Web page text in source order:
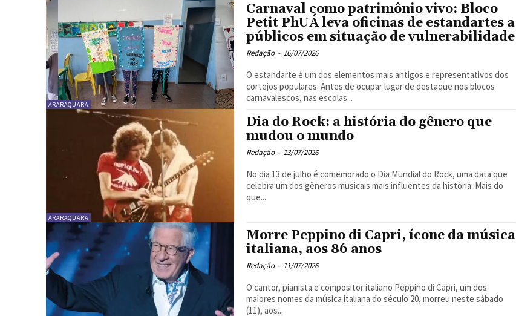
ARARAQUARA
Carnaval como patrimônio vivo: Bloco
Petit PhUÁ leva oficinas de estandartes a
públicos em situação de vulnerabilidade
Redação - 16/07/2026
O estandarte é um dos elementos mais antigos e representativos dos
cortejos populares. Antes de ocupar lugar de destaque nos blocos
carnavalescos, nas escolas...
ARARAQUARA
Dia do Rock: a história do gênero que
mudou o mundo
Redação - 13/07/2026
No dia 13 de julho é comemorado o Dia Mundial do Rock, uma data que
celebra um dos gêneros musicais mais influentes da história. Mais do
que...
Morre Peppino di Capri, ícone da música
italiana, aos 86 anos
Redação - 11/07/2026
O cantor, pianista e compositor italiano Peppino di Capri, um dos
maiores nomes da música italiana do século 20, morreu neste sábado
(11), aos...